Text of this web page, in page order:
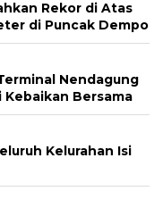
Rekor di Atas
di Puncak Dempo
Nendagung
Kebaikan Bersama
Kelurahan Isi